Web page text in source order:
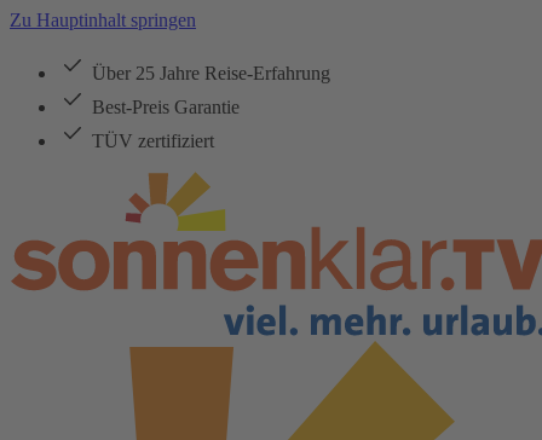
Zu Hauptinhalt springen
Über 25 Jahre Reise-Erfahrung
Best-Preis Garantie
TÜV zertifiziert